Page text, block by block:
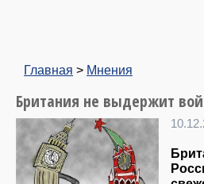
Главная > Мнения
Британия не выдержит